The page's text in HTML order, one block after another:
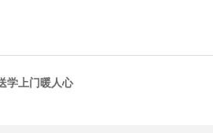
学上门暖人心